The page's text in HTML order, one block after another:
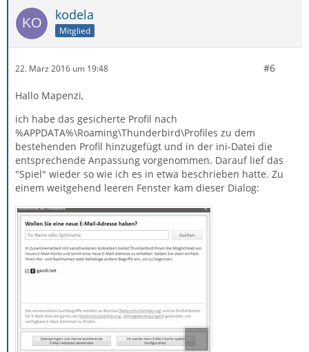
kodela
Mitglied
22. März 2016 um 19:48 #6
Hallo Mapenzi,
ich habe das gesicherte Profil nach
%APPDATA%\Roaming\Thunderbird\Profiles zu dem
bestehenden Profil hinzugefügt und in der ini-Datei die
entsprechende Anpassung vorgenommen. Darauf lief das
"Spiel" wieder so wie ich es in etwa beschrieben hatte. Zu
einem weitgehend leeren Fenster kam dieser Dialog: